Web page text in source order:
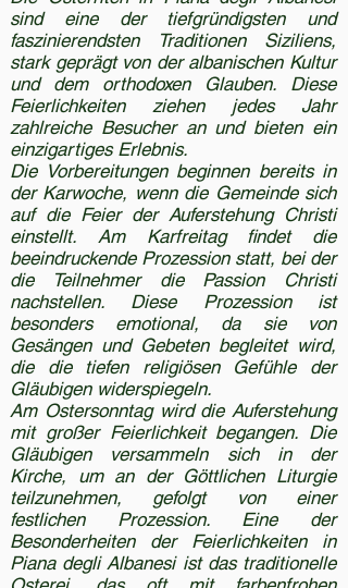
sind eine der tiefgründigsten und
faszinierendsten Traditionen Siziliens,
stark geprägt von der albanischen Kultur
und dem orthodoxen Glauben. Diese
Feierlichkeiten ziehen jedes Jahr
zahlreiche Besucher an und bieten ein
einzigartiges Erlebnis.
Die Vorbereitungen beginnen bereits in
der Karwoche, wenn die Gemeinde sich
auf die Feier der Auferstehung Christi
einstellt. Am Karfreitag findet die
beeindruckende Prozession statt, bei der
die Teilnehmer die Passion Christi
nachstellen. Diese Prozession ist
besonders emotional, da sie von
Gesängen und Gebeten begleitet wird,
die die tiefen religiösen Gefühle der
Gläubigen widerspiegeln.
Am Ostersonntag wird die Auferstehung
mit großer Feierlichkeit begangen. Die
Gläubigen versammeln sich in der
Kirche, um an der Göttlichen Liturgie
teilzunehmen, gefolgt von einer
festlichen Prozession. Eine der
Besonderheiten der Feierlichkeiten in
Piana degli Albanesi ist das traditionelle